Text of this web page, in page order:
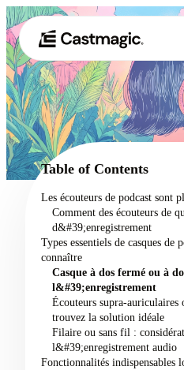
01 Produit
02 Cas
Tarification
À propos de
Table of Contents
Les écouteurs de podcast sont
Comment des écouteurs de
d&#39;enregistrement
Types essentiels de casques de
connaître
Casque à dos fermé ou à
l&#39;enregistrement
Écouteurs supra-auriculaires
trouvez la solution idéale
Filaire ou sans fil :
l&#39;enregistrement audio
Fonctionnalités indispensables